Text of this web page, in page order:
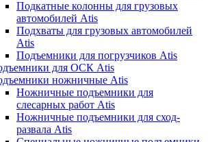
Подкатные колонны для грузовых
автомобилей Atis
Подхваты для грузовых автомобилей
Atis
Подъемники для погрузчиков Atis
для ОСК Atis
ножничные Atis
Ножничные подъемники для
слесарных работ Atis
Ножничные подъемники для сход-
развала Atis